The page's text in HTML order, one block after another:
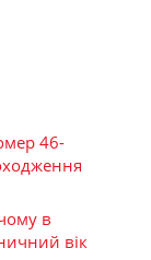
46-
в
вік